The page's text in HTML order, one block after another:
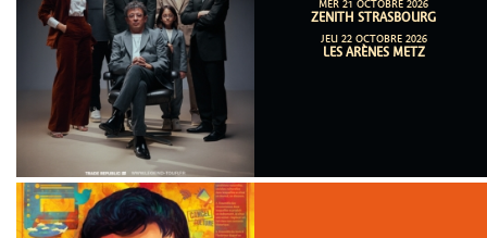
MER 21 OCTOBRE 2026
ZENITH STRASBOURG
JEU 22 OCTOBRE 2026
LES ARÈNES METZ